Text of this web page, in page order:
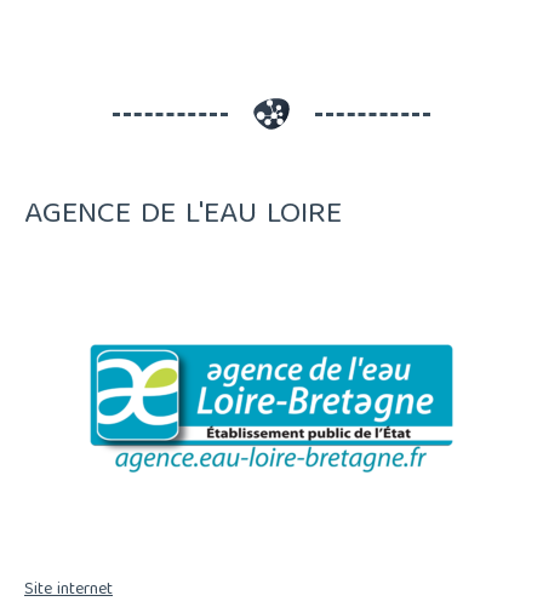
AGENCE DE L'EAU LOIRE
Site internet